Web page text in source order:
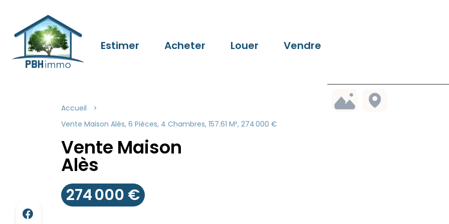
Estimer Acheter Louer Vendre
Accueil
Vente Maison Alès, 6 Pièces, 4 Chambres, 157.61 M², 274 000 €
Vente Maison
Alès
274 000 €